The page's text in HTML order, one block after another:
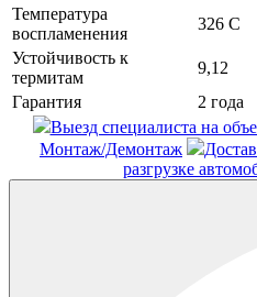
Температура
воспламенения
326 С
Устойчивость к
термитам
9,12
Гарантия
2 года
Выезд специалиста на
Монтаж/Демонтаж
разгрузке